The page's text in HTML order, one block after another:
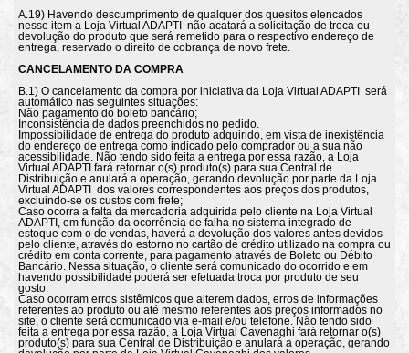
A.19) Havendo descumprimento de qualquer dos quesitos elencados
nesse item a Loja Virtual ADAPTI não acatará a solicitação de troca ou
devolução do produto que será remetido para o respectivo endereço de
entrega, reservado o direito de cobrança de novo frete.
CANCELAMENTO DA COMPRA
B.1) O cancelamento da compra por iniciativa da Loja Virtual ADAPTI será
automático nas seguintes situações:
Não pagamento do boleto bancário;
Inconsistência de dados preenchidos no pedido.
Impossibilidade de entrega do produto adquirido, em vista de inexistência
do endereço de entrega como indicado pelo comprador ou a sua não
acessibilidade. Não tendo sido feita a entrega por essa razão, a Loja
Virtual ADAPTI fará retornar o(s) produto(s) para sua Central de
Distribuição e anulará a operação, gerando devolução por parte da Loja
Virtual ADAPTI dos valores correspondentes aos preços dos produtos,
excluindo-se os custos com frete;
Caso ocorra a falta da mercadoria adquirida pelo cliente na Loja Virtual
ADAPTI, em função da ocorrência de falha no sistema integrado de
estoque com o de vendas, haverá a devolução dos valores antes devidos
pelo cliente, através do estorno no cartão de crédito utilizado na compra ou
crédito em conta corrente, para pagamento através de Boleto ou Débito
Bancário. Nessa situação, o cliente será comunicado do ocorrido e em
havendo possibilidade poderá ser efetuada troca por produto de seu
gosto.
Caso ocorram erros sistêmicos que alterem dados, erros de informações
referentes ao produto ou até mesmo referentes aos preços informados no
site, o cliente será comunicado via e-mail e/ou telefone. Não tendo sido
feita a entrega por essa razão, a Loja Virtual Cavenaghi fará retornar o(s)
produto(s) para sua Central de Distribuição e anulará a operação, gerando